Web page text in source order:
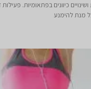
ושינויים כיוונים בפתאומיות.
מנת להימנע